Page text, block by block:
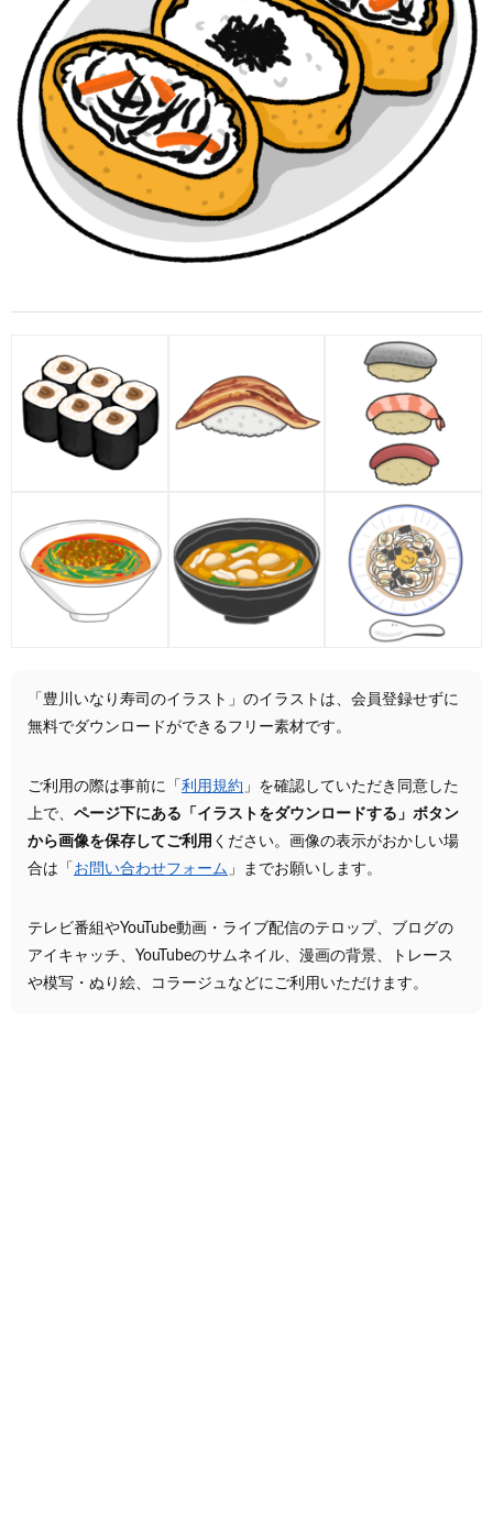
「豊川いなり寿司のイラスト」のイラストは、会員登録せずに
無料でダウンロードができるフリー素材です。
ご利用の際は事前に「 利用規約 」を確認していただき同意した
上で、 ページ下にある「イラストをダウンロードする」ボタン
から画像を保存してご利用 ください。画像の表示がおかしい場
合は「 お問い合わせフォーム 」までお願いします。
テレビ番組やYouTube動画・ライブ配信のテロップ、ブログの
アイキャッチ、YouTubeのサムネイル、漫画の背景、トレース
や模写・ぬり絵、コラージュなどにご利用いただけます。